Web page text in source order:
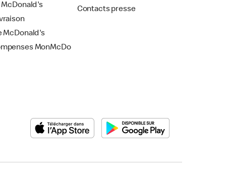
McDonald's
McDonald's
MonMcDo
Contacts presse